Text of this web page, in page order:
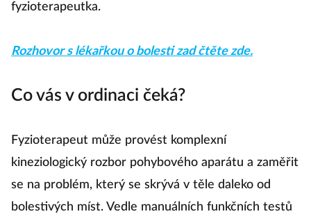
fyzioterapeutka.
Rozhovor s lékařkou o bolesti zad čtěte zde.
Co vás v ordinaci čeká?
Fyzioterapeut může provést komplexní
kineziologický rozbor pohybového aparátu a zaměřit
se na problém, který se skrývá v těle daleko od
bolestivých míst. Vedle manuálních funkčních testů